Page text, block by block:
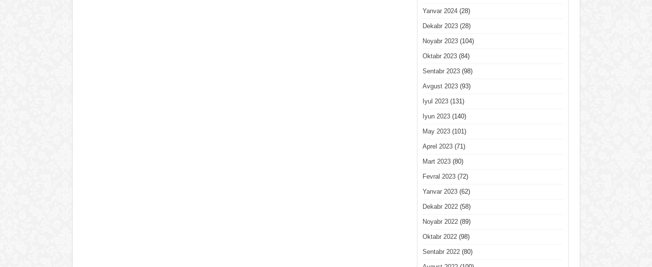
Yanvar 2024(28)
Dekabr 2023(28)
Noyabr 2023(104)
Oktabr 2023(84)
Sentabr 2023(98)
Avgust 2023(93)
Iyul 2023(131)
Iyun 2023(140)
May 2023(101)
Aprel 2023(71)
Mart 2023(80)
Fevral 2023(72)
Yanvar 2023(62)
Dekabr 2022(58)
Noyabr 2022(89)
Oktabr 2022(98)
Sentabr 2022(80)